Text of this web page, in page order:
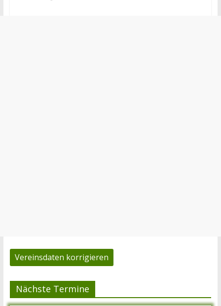
Vereinsdaten korrigieren
Nächste Termine